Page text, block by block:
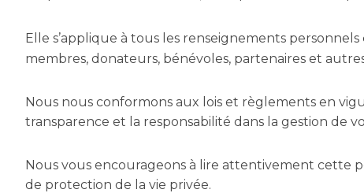
Elle s’applique à tous les renseignements
membres, donateurs, bénévoles, partenaires et
Nous nous conformons aux lois et règlements en
transparence et la responsabilité dans la gestion de
Nous vous encourageons à lire attentivement cette
de protection de la vie privée.